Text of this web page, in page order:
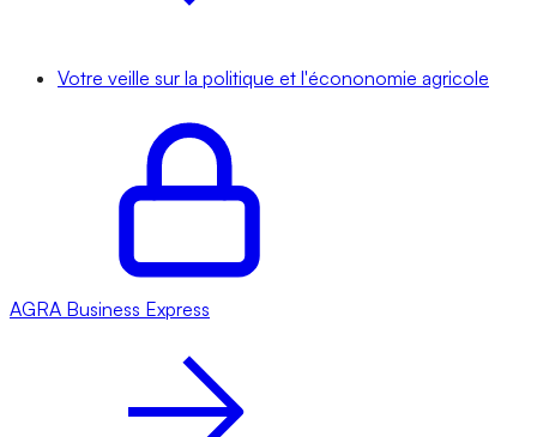
Votre veille sur la politique et l'écononomie agricole
AGRA Business Express